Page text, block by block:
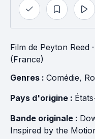
Film de Peyton Reed
(France)
Genres : Comédie,
Pays d'origine :
Bande originale :
Inspired by the